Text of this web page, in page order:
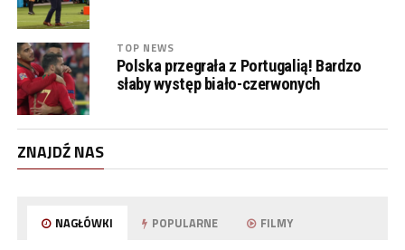
TOP NEWS
Polska przegrała z Portugalią! Bardzo
słaby występ biało-czerwonych
ZNAJDŹ NAS
NAGŁÓWKI POPULARNE FILMY